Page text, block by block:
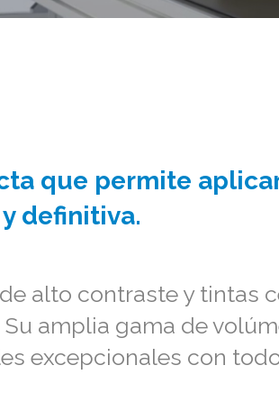
que permite
definitiva.
alto contraste y tintas
amplia gama de
excepcionales con